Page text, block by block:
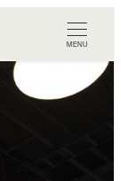
MENU